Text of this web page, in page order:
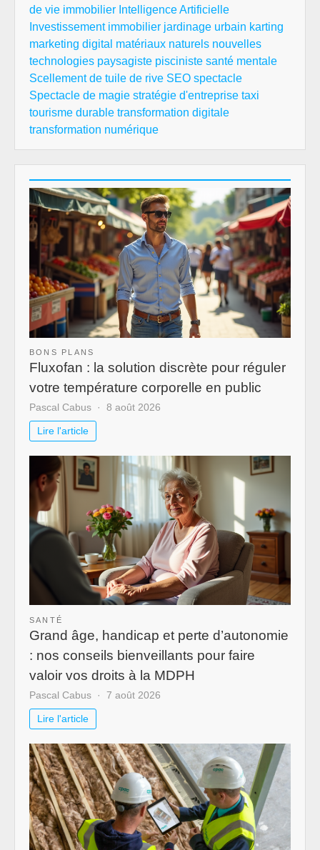
de vie immobilier Intelligence Artificielle
Investissement immobilier jardinage urbain karting
marketing digital matériaux naturels nouvelles
technologies paysagiste pisciniste santé mentale
Scellement de tuile de rive SEO spectacle
Spectacle de magie stratégie d'entreprise taxi
tourisme durable transformation digitale
transformation numérique
BONS PLANS
Fluxofan : la solution discrète pour réguler
votre température corporelle en public
Pascal Cabus 8 août 2026
Lire l'article
SANTÉ
Grand âge, handicap et perte d’autonomie
: nos conseils bienveillants pour faire
valoir vos droits à la MDPH
Pascal Cabus 7 août 2026
Lire l'article